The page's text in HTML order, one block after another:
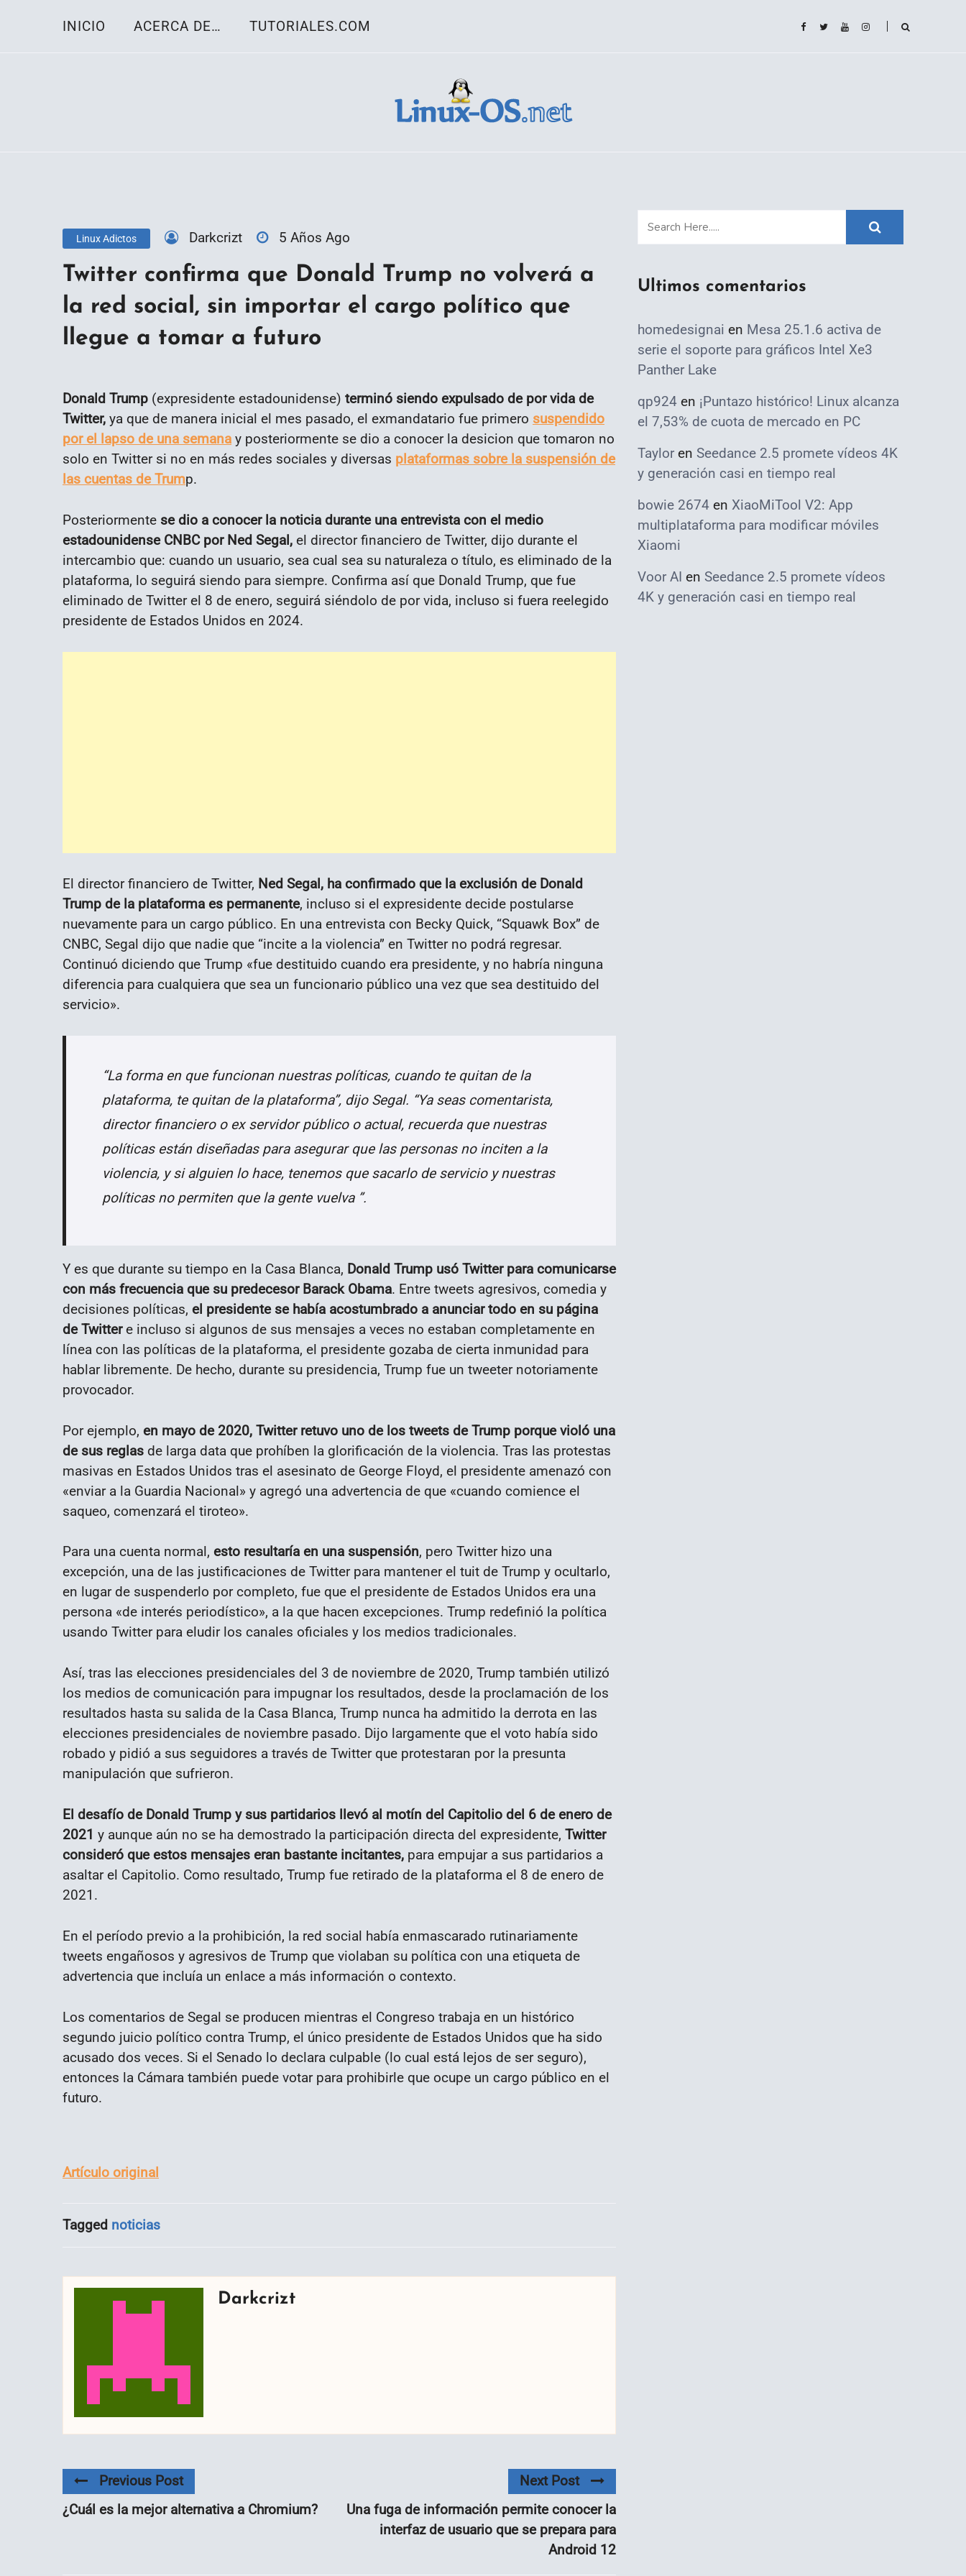
INICIO ACERCA DE… TUTORIALES.COM
Linux Adictos Darkcrizt 5 Años Ago
Twitter confirma que Donald Trump no volverá a
la red social, sin importar el cargo político que
llegue a tomar a futuro
Donald Trump (expresidente estadounidense) terminó siendo expulsado de por vida de
Twitter, ya que de manera inicial el mes pasado, el exmandatario fue primero suspendido
por el lapso de una semana y posteriormente se dio a conocer la desicion que tomaron no
solo en Twitter si no en más redes sociales y diversas plataformas sobre la suspensión de
las cuentas de Trump.
Posteriormente se dio a conocer la noticia durante una entrevista con el medio
estadounidense CNBC por Ned Segal, el director financiero de Twitter, dijo durante el
intercambio que: cuando un usuario, sea cual sea su naturaleza o título, es eliminado de la
plataforma, lo seguirá siendo para siempre. Confirma así que Donald Trump, que fue
eliminado de Twitter el 8 de enero, seguirá siéndolo de por vida, incluso si fuera reelegido
presidente de Estados Unidos en 2024.
El director financiero de Twitter, Ned Segal, ha confirmado que la exclusión de Donald
Trump de la plataforma es permanente, incluso si el expresidente decide postularse
nuevamente para un cargo público. En una entrevista con Becky Quick, “Squawk Box” de
CNBC, Segal dijo que nadie que “incite a la violencia” en Twitter no podrá regresar.
Continuó diciendo que Trump «fue destituido cuando era presidente, y no habría ninguna
diferencia para cualquiera que sea un funcionario público una vez que sea destituido del
servicio».
“La forma en que funcionan nuestras políticas, cuando te quitan de la
plataforma, te quitan de la plataforma”, dijo Segal. “Ya seas comentarista,
director financiero o ex servidor público o actual, recuerda que nuestras
políticas están diseñadas para asegurar que las personas no inciten a la
violencia, y si alguien lo hace, tenemos que sacarlo de servicio y nuestras
políticas no permiten que la gente vuelva ”.
Y es que durante su tiempo en la Casa Blanca, Donald Trump usó Twitter para comunicarse
con más frecuencia que su predecesor Barack Obama. Entre tweets agresivos, comedia y
decisiones políticas, el presidente se había acostumbrado a anunciar todo en su página
de Twittere incluso si algunos de sus mensajes a veces no estaban completamente en
línea con las políticas de la plataforma, el presidente gozaba de cierta inmunidad para
hablar libremente. De hecho, durante su presidencia, Trump fue un tweeter notoriamente
provocador.
Por ejemplo, en mayo de 2020, Twitter retuvo uno de los tweets de Trump porque violó una
de sus reglas de larga data que prohíben la glorificación de la violencia. Tras las protestas
masivas en Estados Unidos tras el asesinato de George Floyd, el presidente amenazó con
«enviar a la Guardia Nacional» y agregó una advertencia de que «cuando comience el
saqueo, comenzará el tiroteo».
Para una cuenta normal, esto resultaría en una suspensión, pero Twitter hizo una
excepción, una de las justificaciones de Twitter para mantener el tuit de Trump y ocultarlo,
en lugar de suspenderlo por completo, fue que el presidente de Estados Unidos era una
persona «de interés periodístico», a la que hacen excepciones. Trump redefinió la política
usando Twitter para eludir los canales oficiales y los medios tradicionales.
Así, tras las elecciones presidenciales del 3 de noviembre de 2020, Trump también utilizó
los medios de comunicación para impugnar los resultados, desde la proclamación de los
resultados hasta su salida de la Casa Blanca, Trump nunca ha admitido la derrota en las
elecciones presidenciales de noviembre pasado. Dijo largamente que el voto había sido
robado y pidió a sus seguidores a través de Twitter que protestaran por la presunta
manipulación que sufrieron.
El desafío de Donald Trump y sus partidarios llevó al motín del Capitolio del 6 de enero de
2021 y aunque aún no se ha demostrado la participación directa del expresidente, Twitter
consideró que estos mensajes eran bastante incitantes, para empujar a sus partidarios a
asaltar el Capitolio. Como resultado, Trump fue retirado de la plataforma el 8 de enero de
2021.
En el período previo a la prohibición, la red social había enmascarado rutinariamente
tweets engañosos y agresivos de Trump que violaban su política con una etiqueta de
advertencia que incluía un enlace a más información o contexto.
Los comentarios de Segal se producen mientras el Congreso trabaja en un histórico
segundo juicio político contra Trump, el único presidente de Estados Unidos que ha sido
acusado dos veces. Si el Senado lo declara culpable (lo cual está lejos de ser seguro),
entonces la Cámara también puede votar para prohibirle que ocupe un cargo público en el
futuro.
Artículo original
Tagged noticias
Darkcrizt
Previous Post
¿Cuál es la mejor alternativa a Chromium?
Next Post
Una fuga de información permite conocer la
interfaz de usuario que se prepara para
Android 12
Ultimos comentarios
homedesignai en Mesa 25.1.6 activa de
serie el soporte para gráficos Intel Xe3
Panther Lake
qp924 en ¡Puntazo histórico! Linux alcanza
el 7,53% de cuota de mercado en PC
Taylor en Seedance 2.5 promete vídeos 4K
y generación casi en tiempo real
bowie 2674 en XiaoMiTool V2: App
multiplataforma para modificar móviles
Xiaomi
Voor AI en Seedance 2.5 promete vídeos
4K y generación casi en tiempo real